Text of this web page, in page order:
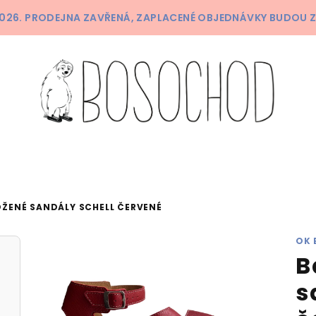
PRODEJNA ZAVŘENÁ, ZAPLACENÉ OBJEDNÁVKY BUDOU
SANDÁLY SCHELL ČERVENÉ
OK